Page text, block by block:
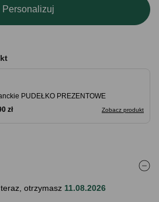
Personalizuj
PUDEŁKO PREZENTOWE
Zobacz produkt
zł
otrzymasz 11.08.2026